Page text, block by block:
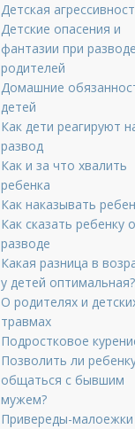
Детская
Детские опасения и
фантазии при разводе
родителей
Домашние
детей
Как дети реагируют
развод
Как и за что хвалить
ребенка
Как наказывать
Как сказать ребенку о
разводе
Какая разница в
у детей оптимальная?
О родителях и
травмах
Подростковое
Позволить ли
общаться с бывшим
мужем?
Привереды-малоежки